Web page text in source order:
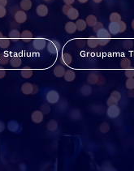
Stadium Groupama